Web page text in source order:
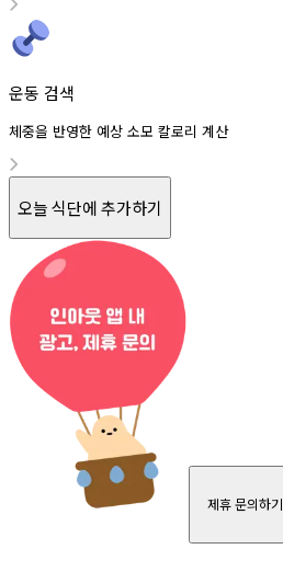
운동 검색
체중을 반영한 예상 소모 칼로리 계산
오늘 식단에 추가하기
제휴 문의하기